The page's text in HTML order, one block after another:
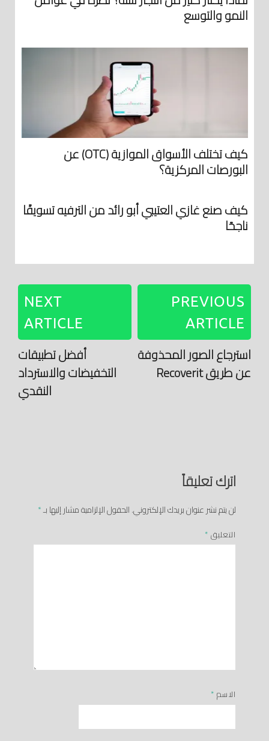
النمو والتوسع
كيف تختلف الأسواق الموازية (OTC) عن
البورصات المركزية؟
كيف صنع غازي العتيبي أبو رائد من الترفيه تسويقًا
ناجحًا
PREVIOUS
ARTICLE
استرجاع الصور المحذوفة
عن طريق Recoverit
NEXT
ARTICLE
أفضل تطبيقات
التخفيضات والاسترداد
النقدي
اترك تعليقاً
لن يتم نشر عنوان بريدك الإلكتروني.الحقول الإلزامية مشار إليها بـ*
التعليق *
الاسم *